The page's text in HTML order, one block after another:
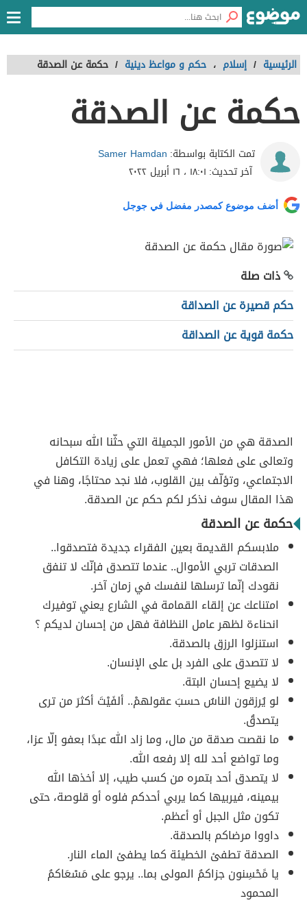
الرئيسية / إسلام ، حكم و مواعظ دينية / حكمة عن الصدقة
حكمة عن الصدقة
تمت الكتابة بواسطة: Samer Hamdan
آخر تحديث: ١٨:٠١ ، ١٦ أبريل ٢٠٢٢
أضف موضوع كمصدر مفضل في جوجل
ذات صلة
حكم قصيرة عن الصداقة
حكمة قوية عن الصداقة
الصدقة هي من الأمور الجميلة التي حثّنا الله سبحانه
وتعالى على فعلها؛ فهي تعمل على زيادة التكافل
الاجتماعي، وتؤلّف بين القلوب، فلا نجد محتاجًا، وهنا في
هذا المقال سوف نذكر لكم حكم عن الصدقة.
حكمة عن الصدقة
ملابسكم القديمة بعين الفقراء جديدة فتصدقوا..
الصدقات تربي الأموال.. عندما تتصدق فإنّك لا تنفق
نقودك إنّما ترسلها لنفسك في زمان آخر.
امتناعك عن إلقاء القمامة في الشارع يعني توفيرك
انحناءة لظهر عامل النظافة فهل من إحسان لديكم ؟
استنزلوا الرزق بالصدقة.
لا تتصدق على الفرد بل على الإنسان.
لا يضيع إحسان البتة.
لو يُرزقون الناسُ حسبَ عقولهمْ.. ألفَيْتَ أكثرَ من ترى
يتصدقُ.
ما نقصت صدقة من مال، وما زاد الله عبدًا بعفو إلّا عزا،
وما تواضع أحد لله إلا رفعه الله.
لا يتصدق أحد بتمره من كسب طيب، إلا أخذها الله
بيمينه، فيربيها كما يربي أحدكم فلوه أو قلوصة، حتى
تكون مثل الجبل أو أعظم.
داووا مرضاكم بالصدقة.
الصدقة تطفئ الخطيئة كما يطفئ الماء النار.
يا مًحْسِنون جزاكمُ المولى بما.. يرجو على مَسْعَاكمُ
المحمود